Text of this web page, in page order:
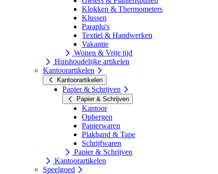
Klokken & Thermometers
Klussen
Paraplu's
Textiel & Handwerken
Vakantie
Wonen & Vrije tijd
Huishoudelijke artikelen
Kantoorartikelen
Kantoorartikelen
Papier & Schrijven
Papier & Schrijven
Kantoor
Opbergen
Papierwaren
Plakband & Tape
Schrijfwaren
Papier & Schrijven
Kantoorartikelen
Speelgoed